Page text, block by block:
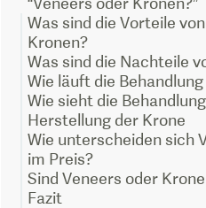
Was sind die Vorteile
Kronen?
Was sind die Nachteile
Wie läuft die
Wie sieht die
Herstellung der Krone
Wie unterscheiden sich
im Preis?
Sind Veneers oder
Fazit